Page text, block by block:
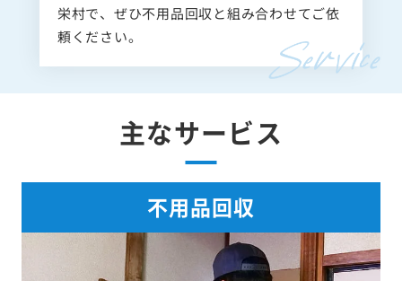
栄村で、ぜひ不用品回収と組み合わせてご依
頼ください。
主なサービス
不用品回収